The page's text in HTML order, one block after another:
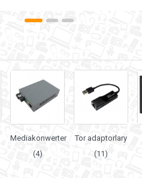
Mediakonwerter
(4)
Tor adaptorlary
(11)